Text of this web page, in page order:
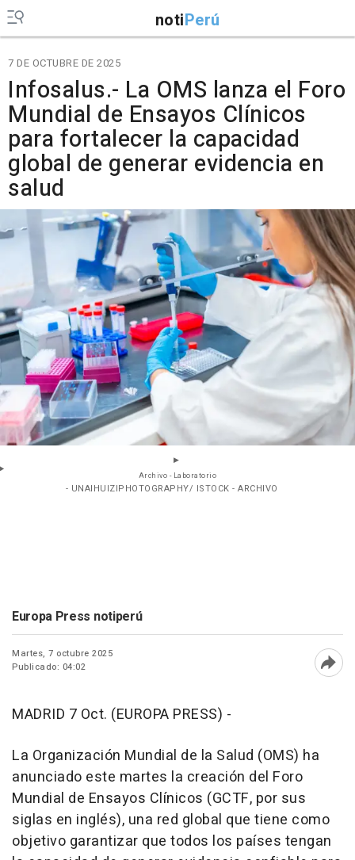
notiPerú
7 DE OCTUBRE DE 2025
Infosalus.- La OMS lanza el Foro
Mundial de Ensayos Clínicos
para fortalecer la capacidad
global de generar evidencia en
salud
Archivo - Laboratorio
- UNAIHUIZIPHOTOGRAPHY/ ISTOCK - ARCHIVO
Europa Press notiperú
Martes, 7 octubre 2025
Publicado: 04:02
MADRID 7 Oct. (EUROPA PRESS) -
La Organización Mundial de la Salud (OMS) ha
anunciado este martes la creación del Foro
Mundial de Ensayos Clínicos (GCTF, por sus
siglas en inglés), una red global que tiene como
objetivo garantizar que todos los países tengan